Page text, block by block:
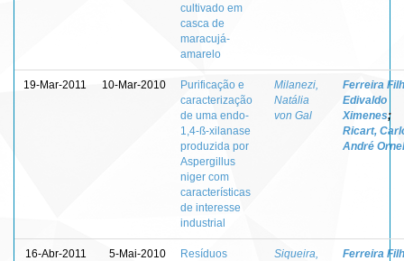
cultivado em
casca de
maracujá-
amarelo
19-Mar-2011 10-Mar-2010
Purificação e
caracterização
de uma endo-
1,4-ß-xilanase
produzida por
Aspergillus
niger com
características
de interesse
industrial
Milanezi,
Natália
von Gal
Ferreira
Edivaldo
Ximenes;
Ricart,
André
16-Abr-2011 5-Mai-2010
Resíduos
Siqueira,
Ferreira